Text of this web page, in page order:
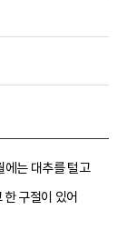
는 대추를 털고
구절이 있어